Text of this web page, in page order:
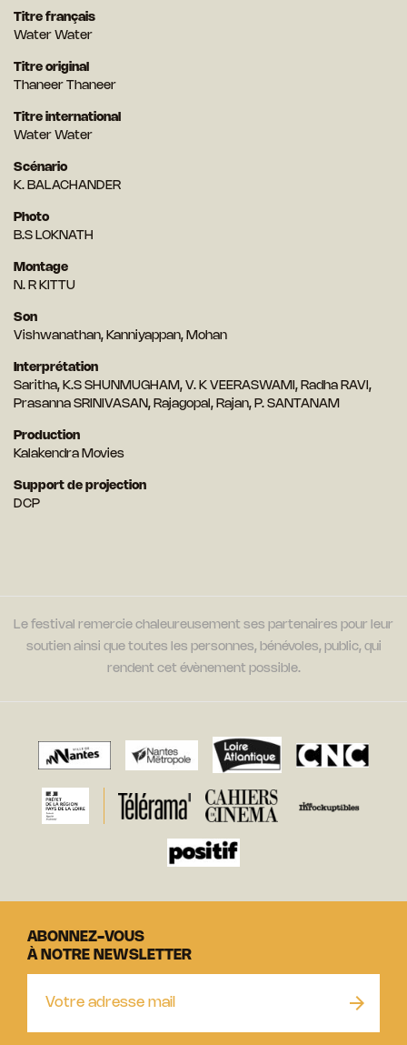
Titre français
Water Water
Titre original
Thaneer Thaneer
Titre international
Water Water
Scénario
K. BALACHANDER
Photo
B.S LOKNATH
Montage
N. R KITTU
Son
Vishwanathan, Kanniyappan, Mohan
Interprétation
Saritha, K.S SHUNMUGHAM, V. K VEERASWAMI, Radha RAVI,
Prasanna SRINIVASAN, Rajagopal, Rajan, P. SANTANAM
Production
Kalakendra Movies
Support de projection
DCP
Le festival remercie chaleureusement ses partenaires pour leur
soutien ainsi que toutes les personnes, bénévoles, public, qui
rendent cet évènement possible.
ABONNEZ-VOUS
À NOTRE NEWSLETTER